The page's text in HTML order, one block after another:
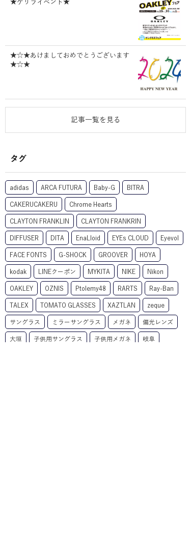
★ゲリライベント★
★☆★あけましておめでとうございます
★☆★
記事一覧を見る
タグ
adidas ARCA FUTURA Baby-G BITRA
CAKERUCAKERU Chrome Hearts
CLAYTON FRANKLIN CLAYTON FRANKRIN
DIFFUSER DITA EnaLloid EYEs CLOUD Eyevol
FACE FONTS G-SHOCK GROOVER HOYA
kodak LINEクーポン MYKITA NIKE Nikon
OAKLEY OZNIS Ptolemy48 RARTS Ray-Ban
TALEX TOMATO GLASSES XAZTLAN zeque
サングラス ミラーサングラス メガネ 偏光レンズ
大垣 子供用サングラス 子供用メガネ 岐阜